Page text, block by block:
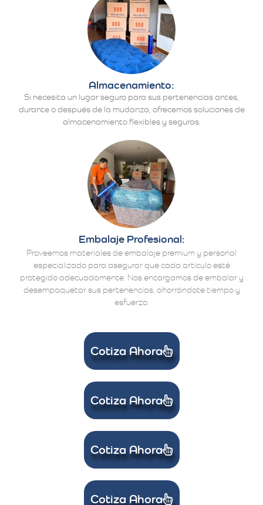
Almacenamiento:
Si necesita un lugar seguro para sus pertenencias antes,
durante o después de la mudanza, ofrecemos soluciones de
almacenamiento flexibles y seguras.
Embalaje Profesional:
Proveemos materiales de embalaje premium y personal
especializado para asegurar que cada artículo esté
protegido adecuadamente. Nos encargamos de embalar y
desempaquetar sus pertenencias, ahorrándote tiempo y
esfuerzo.
Cotiza Ahora
Cotiza Ahora
Cotiza Ahora
Cotiza Ahora